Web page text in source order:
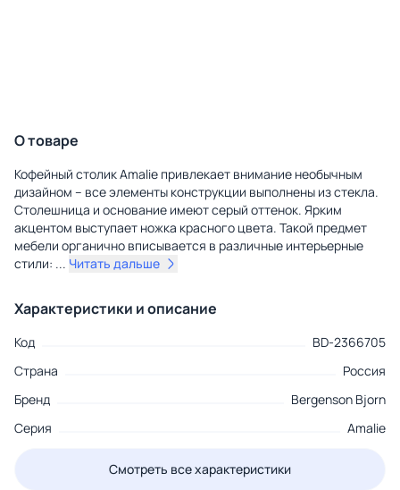
О товаре
Кофейный столик Amalie привлекает внимание необычным
дизайном – все элементы конструкции выполнены из стекла.
Столешница и основание имеют серый оттенок. Ярким
акцентом выступает ножка красного цвета. Такой предмет
мебели органично вписывается в различные интерьерные
стили: ... Читать дальше
Характеристики и описание
Код
BD-2366705
Страна
Россия
Бренд
Bergenson Bjorn
Серия
Amalie
Смотреть все характеристики